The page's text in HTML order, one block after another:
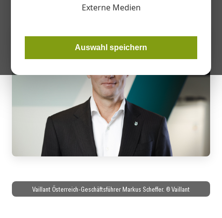
Externe Medien
Auswahl speichern
Vaillant Österreich-Geschäftsführer Markus Scheffer. © Vaillant